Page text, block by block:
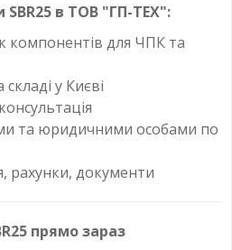
в ТОВ "ГП-ТЕХ":
компонентів для ЧПК та
у Києві
та юридичними особами по
рахунки, документи
прямо зараз